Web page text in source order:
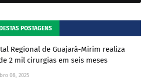
POSTAGENS
Regional de Guajará-Mirim realiza
2 mil cirurgias em seis meses
08, 2025